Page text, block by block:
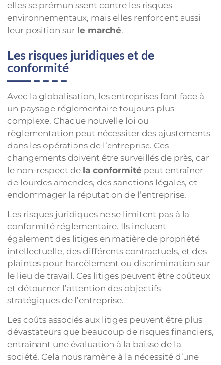
elles se prémunissent contre les risques
environnementaux, mais elles renforcent aussi
leur position sur le marché.
Les risques juridiques et de
conformité
Avec la globalisation, les entreprises font face à
un paysage réglementaire toujours plus
complexe. Chaque nouvelle loi ou
règlementation peut nécessiter des ajustements
dans les opérations de l’entreprise. Ces
changements doivent être surveillés de près, car
le non-respect de la conformité peut entraîner
de lourdes amendes, des sanctions légales, et
endommager la réputation de l’entreprise.
Les risques juridiques ne se limitent pas à la
conformité réglementaire. Ils incluent
également des litiges en matière de propriété
intellectuelle, des différents contractuels, et des
plaintes pour harcèlement ou discrimination sur
le lieu de travail. Ces litiges peuvent être coûteux
et détourner l’attention des objectifs
stratégiques de l’entreprise.
Les coûts associés aux litiges peuvent être plus
dévastateurs que beaucoup de risques financiers,
entraînant une évaluation à la baisse de la
société. Cela nous ramène à la nécessité d’une